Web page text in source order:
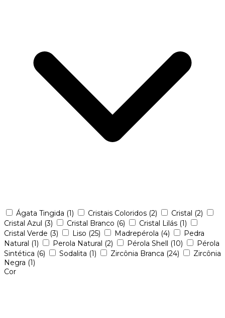
Ágata Tingida (1) Cristais Coloridos (2) Cristal (2)
Cristal Azul (3) Cristal Branco (6) Cristal Lilás (1)
Cristal Verde (3) Liso (25) Madrepérola (4)
Pedra
Natural (1) Perola Natural (2) Pérola Shell (10)
Pérola
Sintética (6) Sodalita (1) Zircônia Branca (24)
Zircônia
Negra (1)
Cor